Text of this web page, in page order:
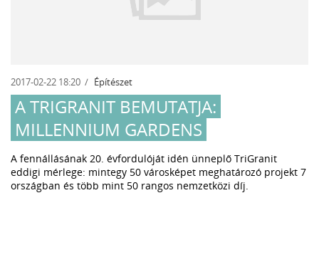
2017-02-22 18:20 Építészet
A TRIGRANIT BEMUTATJA:
MILLENNIUM GARDENS
A fennállásának 20. évfordulóját idén ünneplő TriGranit
eddigi mérlege: mintegy 50 városképet meghatározó projekt 7
országban és több mint 50 rangos nemzetközi díj.